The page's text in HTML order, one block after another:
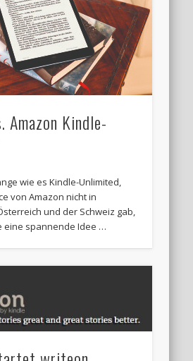
Amazon Kindle-
wie es Kindle-Unlimited,
von Amazon nicht in
und der Schweiz gab,
eine spannende Idee …